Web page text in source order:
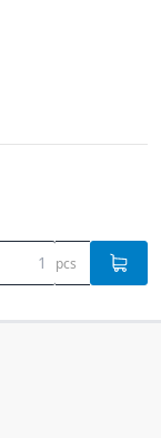
pcs